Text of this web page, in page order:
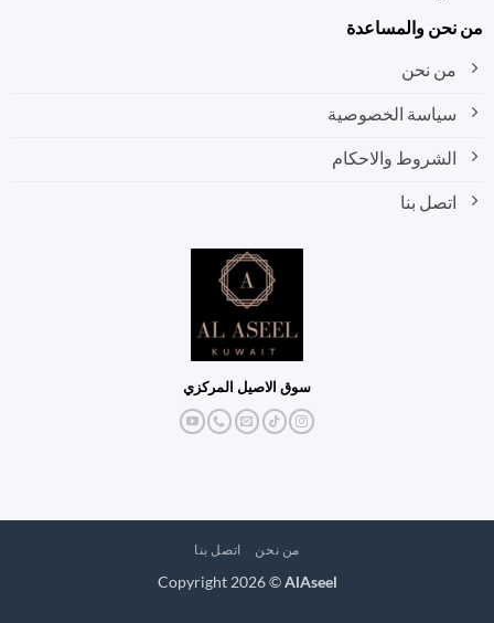
والمساعدة
من نحن
سياسة الخصوصية
الشروط والاحكام
اتصل بنا
سوق الاصيل المركزي
من نحن اتصل بنا
Copyright 2026 ©AlAseel